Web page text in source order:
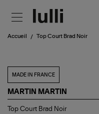
Accueil Top Court Brad Noir
MADE IN FRANCE
MARTIN MARTIN
Top
Top Court Brad Noir